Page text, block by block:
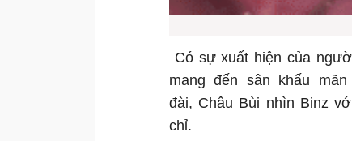
Có sự xuất hiện của
mang đến sân khấu
đài, Châu Bùi nhìn Binz
chỉ.